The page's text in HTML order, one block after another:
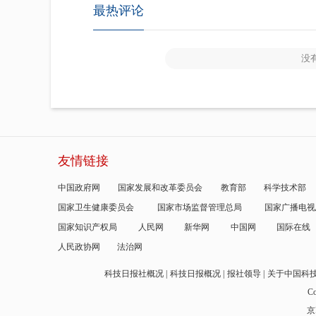
最热评论
没
友情链接
中国政府网 国家发展和改革委员会 教育部
科学技术部
国家卫生健康委员会
国家市场监督管理总局
国家广播电
国家知识产权局
人民网 新华网 中国网
国际在线
人民政协网
法治网
科技日报社概况 科技日报概况 报社领导
关于中国科